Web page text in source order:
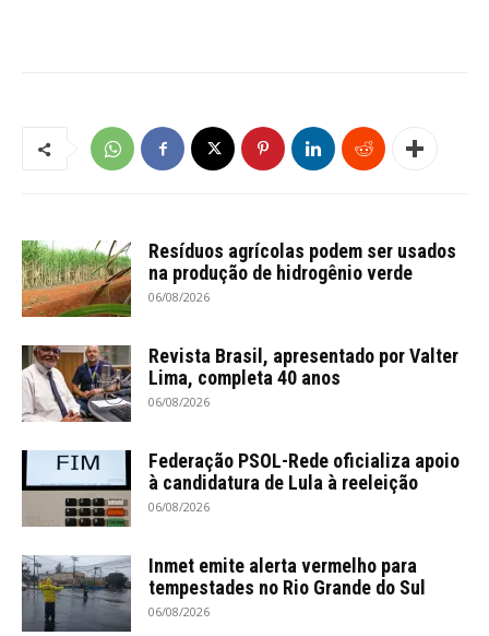
Resíduos agrícolas podem ser usados
na produção de hidrogênio verde
06/08/2026
Revista Brasil, apresentado por Valter
Lima, completa 40 anos
06/08/2026
Federação PSOL-Rede oficializa apoio
à candidatura de Lula à reeleição
06/08/2026
Inmet emite alerta vermelho para
tempestades no Rio Grande do Sul
06/08/2026